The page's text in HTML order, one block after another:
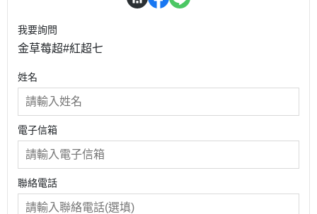
我要詢問
金草莓超#紅超七
姓名
電子信箱
聯絡電話